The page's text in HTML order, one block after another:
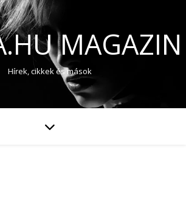
MAGAZIN
Hírek, cikkek és mások